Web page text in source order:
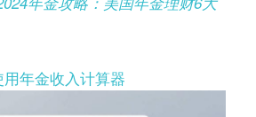
用年金收入计算器